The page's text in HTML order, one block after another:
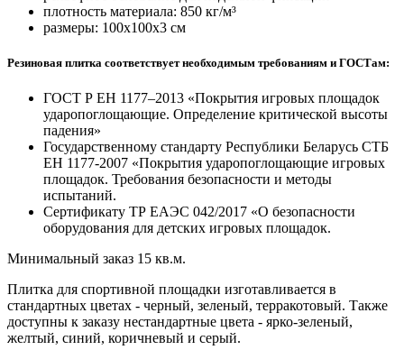
плотность материала: 850 кг/м³
размеры: 100х100х3 см
Резиновая плитка соответствует необходимым требованиям и ГОСТам:
ГОСТ Р ЕН 1177–2013 «Покрытия игровых площадок
ударопоглощающие. Определение критической высоты
падения»
Государственному стандарту Республики Беларусь СТБ
ЕН 1177-2007 «Покрытия ударопоглощающие игровых
площадок. Требования безопасности и методы
испытаний.
Сертификату ТР ЕАЭС 042/2017 «О безопасности
оборудования для детских игровых площадок.
Минимальный заказ 15 кв.м.
Плитка для спортивной площадки изготавливается в
стандартных цветах - черный, зеленый, терракотовый. Также
доступны к заказу нестандартные цвета - ярко-зеленый,
желтый, синий, коричневый и серый.